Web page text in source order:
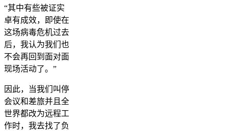
“其中有些被证实
卓有成效，即使在
这场病毒危机过去
后，我认为我们也
不会再回到面对面
现场活动了。”
因此，当我们叫停
会议和差旅并且全
世界都改为远程工
作时，我去找了负